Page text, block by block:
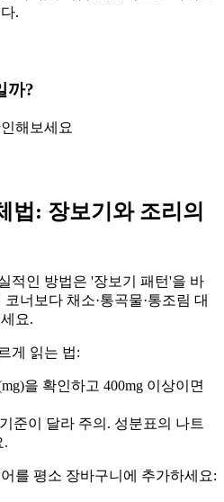
.
까?
해보세요
법: 장보기와 조리의
적인 방법은 '장보기 패턴'을 바
너보다 채소·통곡물·통조림 대
요.
게 읽는 법:
을 확인하고 400mg 이상이면
준이 달라 주의. 성분표의 나트
.
를 평소 장바구니에 추가하세요: